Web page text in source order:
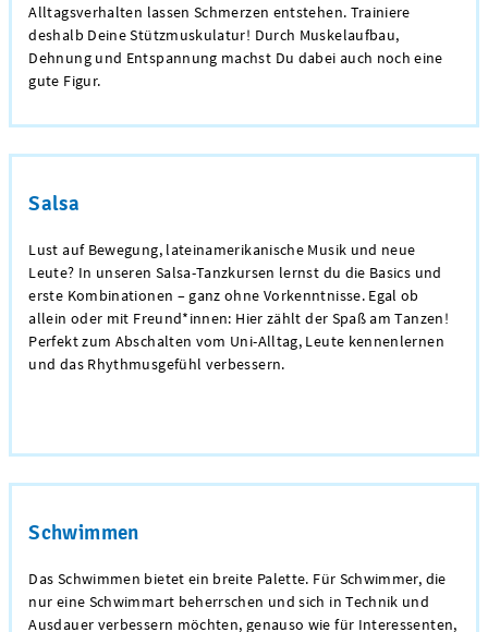
Alltagsverhalten lassen Schmerzen entstehen. Trainiere
deshalb Deine Stützmuskulatur! Durch Muskelaufbau,
Dehnung und Entspannung machst Du dabei auch noch eine
gute Figur.
Salsa
Lust auf Bewegung, lateinamerikanische Musik und neue
Leute? In unseren Salsa-Tanzkursen lernst du die Basics und
erste Kombinationen – ganz ohne Vorkenntnisse. Egal ob
allein oder mit Freund*innen: Hier zählt der Spaß am Tanzen!
Perfekt zum Abschalten vom Uni-Alltag, Leute kennenlernen
und das Rhythmusgefühl verbessern.
Schwimmen
Das Schwimmen bietet ein breite Palette. Für Schwimmer, die
nur eine Schwimmart beherrschen und sich in Technik und
Ausdauer verbessern möchten, genauso wie für Interessenten,